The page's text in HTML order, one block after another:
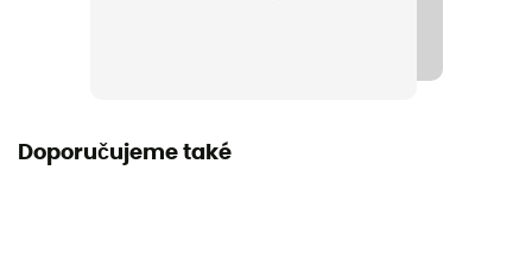
Doporučujeme také